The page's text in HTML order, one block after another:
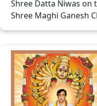
Shree Datta Niwas on
Shree Maghi Ganesh